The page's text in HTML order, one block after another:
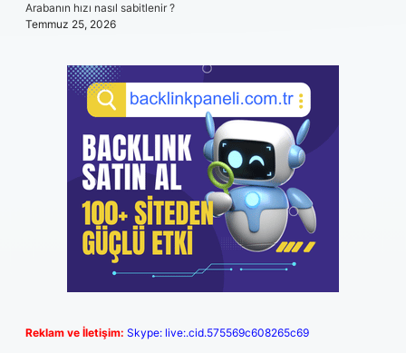
Arabanın hızı nasıl sabitlenir ?
Temmuz 25, 2026
Reklam ve İletişim: Skype: live:.cid.575569c608265c69